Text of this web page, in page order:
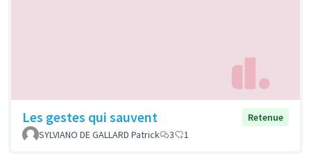
Les gestes qui sauvent
Retenue
SYLVIANO DE GALLARD Patrick
3 1